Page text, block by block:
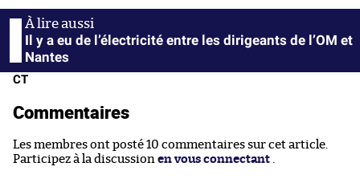
Il y a eu de l’électricité entre les dirigeants de l’OM et
Nantes
CT
Commentaires
Les membres ont posté 10 commentaires sur cet article.
Participez à la discussion en vous connectant